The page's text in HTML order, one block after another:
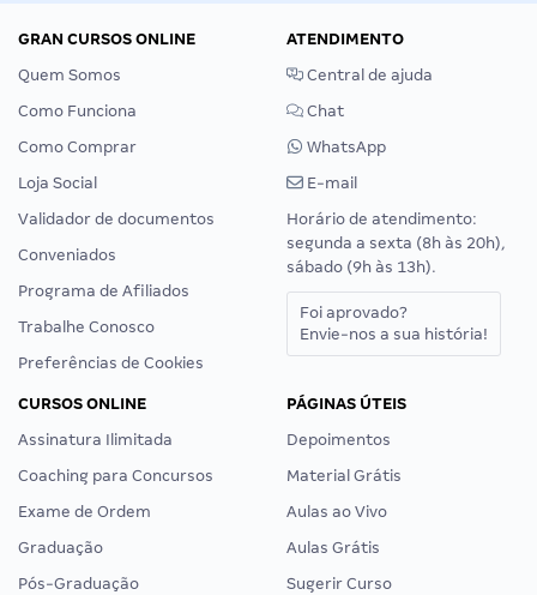
GRAN CURSOS ONLINE
Quem Somos
Como Funciona
Como Comprar
Loja Social
Validador de documentos
Conveniados
Programa de Afiliados
Trabalhe Conosco
Preferências de Cookies
ATENDIMENTO
Central de ajuda
Chat
WhatsApp
E-mail
Horário de atendimento:
segunda a sexta (8h às 20h),
sábado (9h às 13h).
Foi aprovado?
Envie-nos a sua história!
CURSOS ONLINE
Assinatura Ilimitada
Coaching para Concursos
Exame de Ordem
Graduação
Pós-Graduação
PÁGINAS ÚTEIS
Depoimentos
Material Grátis
Aulas ao Vivo
Aulas Grátis
Sugerir Curso